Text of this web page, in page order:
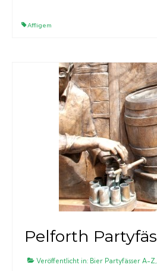
Affligem
Pelforth
Veröffentlicht in: Bier Partyfässer A-Z,